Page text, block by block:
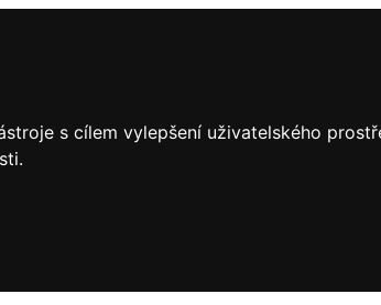
s cílem vylepšení uživatelského